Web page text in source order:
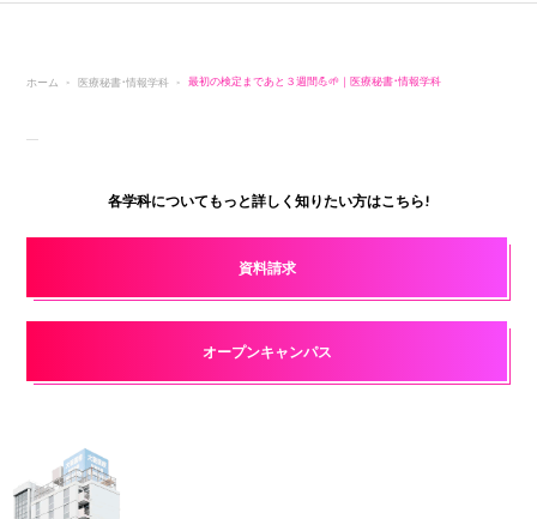
ホーム 医療秘書・情報学科 最初の検定まであと３週間💪🌱｜医療秘書・情報学科
各学科についてもっと詳しく知りたい方はこちら!
資料請求
オープンキャンパス